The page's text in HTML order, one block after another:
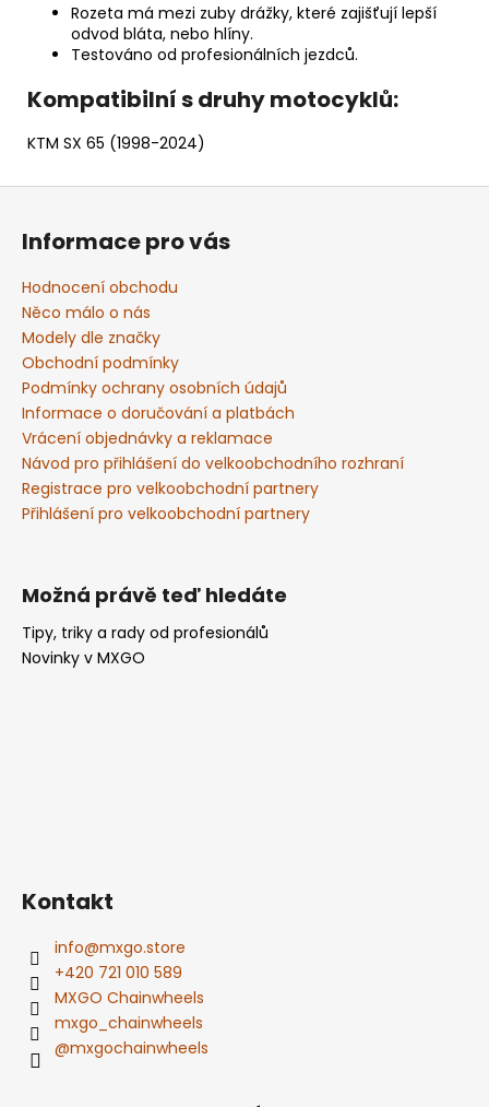
Rozeta má mezi zuby drážky, které zajišťují lepší
odvod bláta, nebo hlíny.
Testováno od profesionálních jezdců.
Kompatibilní s druhy motocyklů:
KTM SX 65 (1998-2024)
Z
Informace pro vás
Hodnocení obchodu
Něco málo o nás
Modely dle značky
Obchodní podmínky
Podmínky ochrany osobních údajů
Informace o doručování a platbách
Vrácení objednávky a reklamace
Návod pro přihlášení do velkoobchodního rozhraní
Registrace pro velkoobchodní partnery
Přihlášení pro velkoobchodní partnery
Možná právě teď hledáte
Tipy, triky a rady od profesionálů
Novinky v MXGO
Kontakt
info@mxgo.store
+420 721 010 589
MXGO Chainwheels
mxgo_chainwheels
@mxgochainwheels